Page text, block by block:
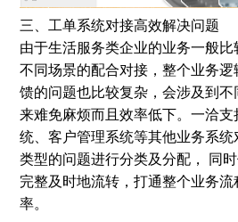
三、工单系统对接高效解决问题
由于生活服务类企业的业务一般
不同场景的配合对接，整个业务逻
馈的问题也比较复杂，会涉及到
来难免麻烦而且效率低下。一洽
统、客户管理系统等其他业务系统
类型的问题进行分类及分配， 同
完整及时地流转，打通整个业务
率。